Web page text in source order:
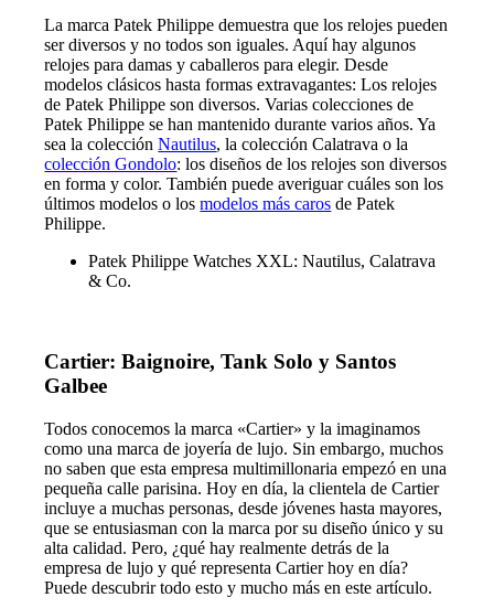
La marca Patek Philippe demuestra que los relojes pueden
ser diversos y no todos son iguales. Aquí hay algunos
relojes para damas y caballeros para elegir. Desde
modelos clásicos hasta formas extravagantes: Los relojes
de Patek Philippe son diversos. Varias colecciones de
Patek Philippe se han mantenido durante varios años. Ya
sea la colecciónNautilus, la colecciónCalatrava o la
colección Gondolo: los diseños de los relojes son diversos
en forma y color. También puede averiguar cuáles son los
últimos modelos o losmodelos más caros de Patek
Philippe.
Patek Philippe Watches XXL: Nautilus, Calatrava
& Co.
Cartier: Baignoire, Tank Solo y Santos
Galbee
Todos conocemos la marca «Cartier» y la imaginamos
como una marca de joyería de lujo. Sin embargo, muchos
no saben que esta empresa multimillonaria empezó en una
pequeña calle parisina. Hoy en día, la clientela de Cartier
incluye a muchas personas, desde jóvenes hasta mayores,
que se entusiasman con la marca por su diseño único y su
alta calidad. Pero, ¿qué hay realmente detrás de la
empresa de lujo y qué representa Cartier hoy en día?
Puede descubrir todo esto y mucho más en este artículo.